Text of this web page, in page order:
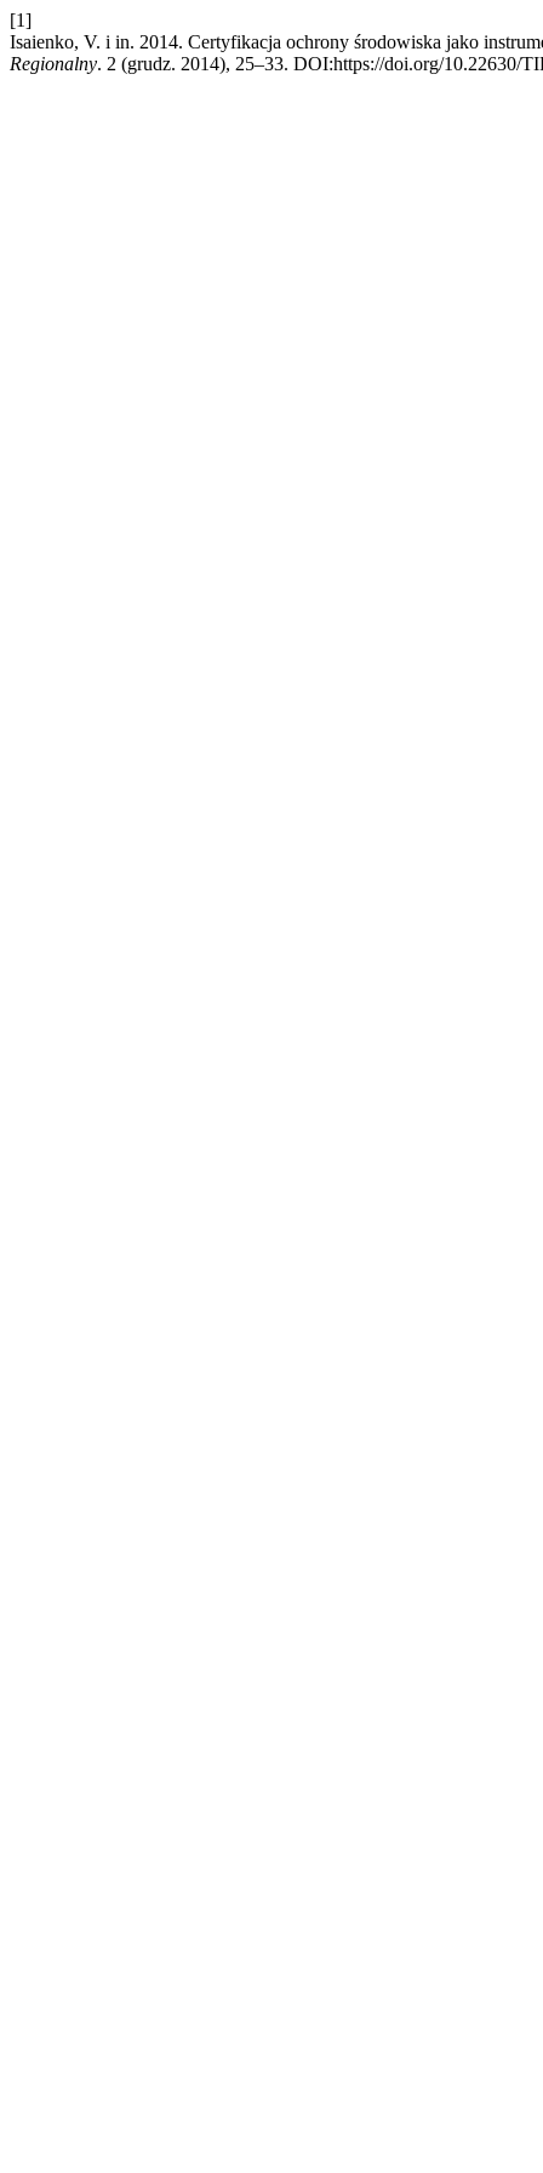
[1]
Isaienko, V. i in. 2014. Certyfikacja ochrony środowiska jako
Regionalny. 2 (grudz. 2014), 25–33. DOI:https://doi.org/10.22630/